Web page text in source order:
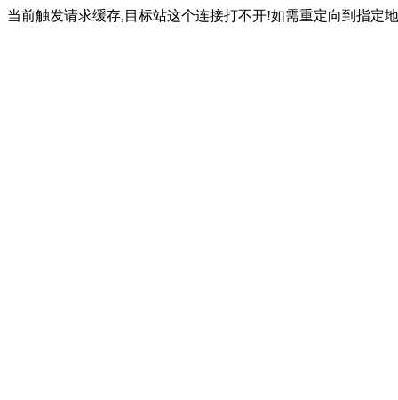
当前触发请求缓存,目标站这个连接打不开!如需重定向到指定